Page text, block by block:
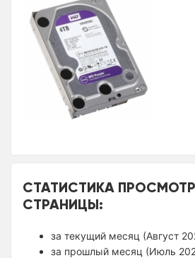
СТАТИСТИКА
СТРАНИЦЫ:
за текущий месяц (Август
за прошлый месяц (Июль